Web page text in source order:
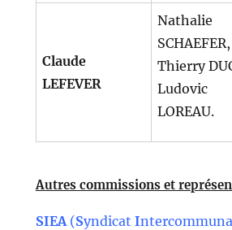
Claude
LEFEVER
Nathalie
SCHAEFER,
Thierry
Ludovic
LOREAU.
Autres commissions et
SIEA(Syndicat I